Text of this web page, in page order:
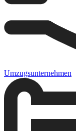
Umzugsunternehmen